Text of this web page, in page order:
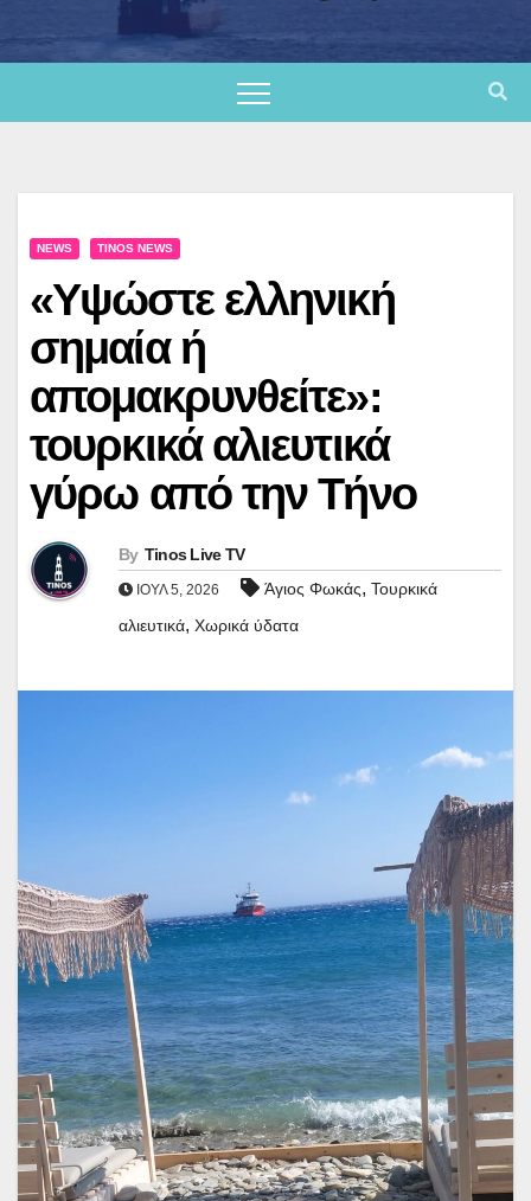
NEWS TINOS NEWS
«Υψώστε ελληνική
σημαία ή
απομακρυνθείτε»:
τουρκικά αλιευτικά
γύρω από την Τήνο
By Tinos Live TV
ΙΟΎΛ 5, 2026 Άγιος Φωκάς, Τουρκικά
αλιευτικά, Χωρικά ύδατα